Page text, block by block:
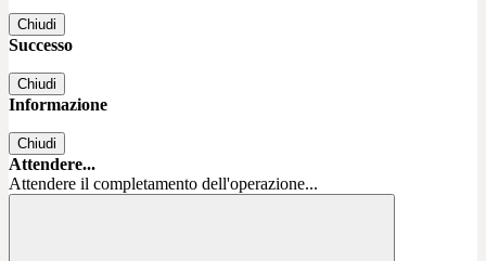
Chiudi
Successo
Chiudi
Informazione
Chiudi
Attendere...
Attendere il completamento dell'operazione...